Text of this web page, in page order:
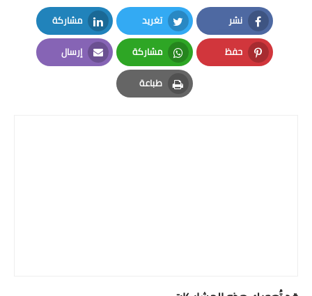
نشر
Facebook
تغريد
Twitter
مشاركة
LinkedIn
حفظ
Pinterest
مشاركة
Whatsapp
إرسال
Email
طباعة
Print